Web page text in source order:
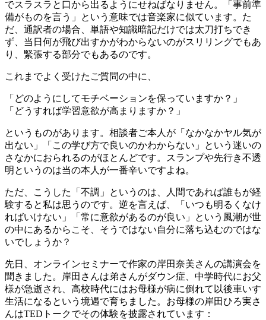
でスラスラと口から出るようにせねばなりません。「事前準
備がものを言う」という意味では音楽家に似ています。た
だ、通訳者の場合、単語や知識暗記だけでは太刀打ちでき
ず、当日何が飛び出すかがわからないのがスリリングでもあ
り、緊張する部分でもあるのです。
これまでよく受けたご質問の中に、
「どのようにしてモチベーションを保っていますか？」
「どうすれば学習意欲が高まりますか？」
というものがあります。相談者ご本人が「なかなかヤル気が
出ない」「この学び方で良いのかわからない」という迷いの
さなかにおられるのがほとんどです。スランプや先行き不透
明というのは当の本人が一番辛いですよね。
ただ、こうした「不調」というのは、人間であれば誰もが経
験すると私は思うのです。逆を言えば、「いつも明るくなけ
ればいけない」「常に意欲があるのが良い」という風潮が世
の中にあるからこそ、そうではない自分に落ち込むのではな
いでしょうか？
先日、オンラインセミナーで作家の岸田奈美さんの講演会を
聞きました。岸田さんは弟さんがダウン症、中学時代にお父
様が急逝され、高校時代にはお母様が病に倒れて以後車いす
生活になるという境遇で育ちました。お母様の岸田ひろ実さ
んはTEDトークでその体験を披露されています：